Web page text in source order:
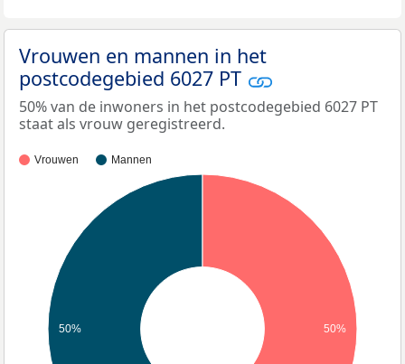
Vrouwen en mannen in het
postcodegebied 6027 PT
50% van de inwoners in het postcodegebied 6027 PT
staat als vrouw geregistreerd.
Vrouwen Mannen
50% 50%